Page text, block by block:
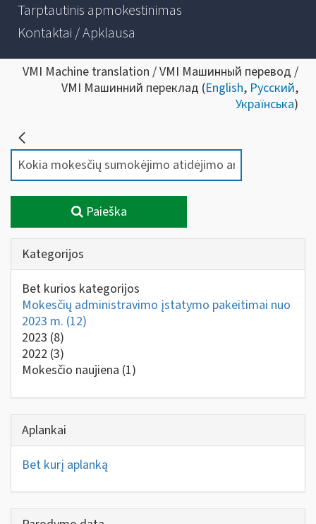
Tarptautinis apmokestinimas
Kontaktai / Apklausa
VMI Machine translation / VMI Машинный перевод /
VMI Машинний переклад (English, Русский,
Українська)
Paieška
Kategorijos
Bet kurios kategorijos
Mokesčių administravimo įstatymo pakeitimai nuo
2023 m. (12)
2023 (8)
2022 (3)
Mokesčio naujiena (1)
Aplankai
Bet kurį aplanką